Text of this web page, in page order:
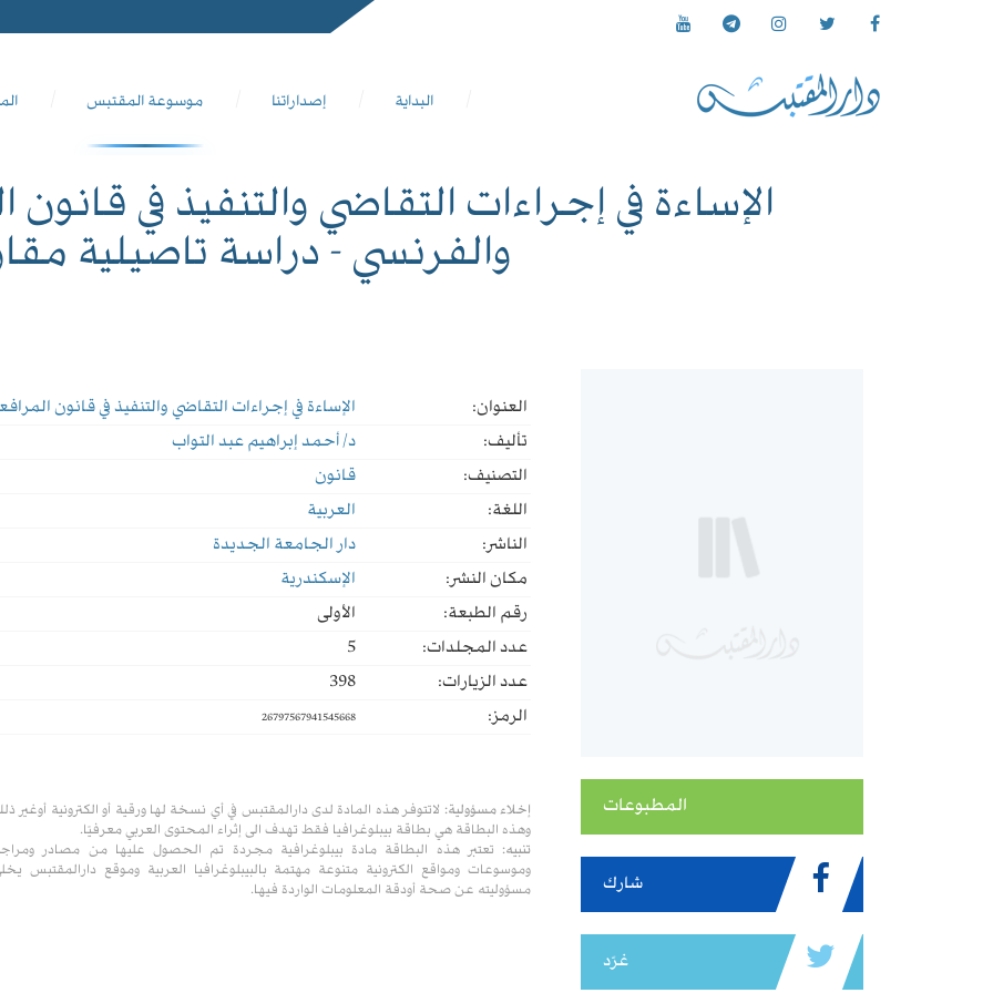
البداية إصداراتنا موسوعة المقتبس
الإساءة في إجراءات التقاضي والتنفيذ في
والفرنسي - دراسة تاصيلية
المطبوعات
شارك
غرّد
العنوان:
الإساءة في إجراءات التقاضي والتنفيذ في قانون
تأليف:
د/ أحمد إبراهيم عبد التواب
التصنيف:
قانون
اللغة:
العربية
الناشر:
دار الجامعة الجديدة
مكان النشر:
الإسكندرية
رقم الطبعة:
الأولى
عدد المجلدات:
5
عدد الزيارات:
398
الرمز:
26797567941545668
إخلاء مسؤولية: لاتتوفر هذه المادة لدى دارالمقتبس في أي نسخة لها ورقية أو الكترونية أوغير
وهذه البطاقة هي بطاقة بيبلوغرافيا فقط تهدف الى إثراء المحتوى العربي معرفيًا.
تنبيه: تعتبر هذه البطاقة مادة بيبلوغرافية مجردة تم الحصول عليها من مصادر
وموسوعات ومواقع الكترونية متنوعة مهتمة بالبيبلوغرافيا العربية وموقع دارالمقتبس
مسؤوليته عن صحة أودقة المعلومات الواردة فيها.